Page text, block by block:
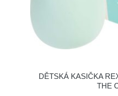
DĚTSKÁ KASIČKA
THE